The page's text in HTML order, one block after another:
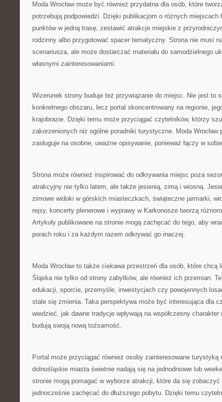
Moda Wrocław może być również przydatna dla osób, które
potrzebują podpowiedzi. Dzięki publikacjom o różnych miejscach
punktów w jedną trasę, zestawić atrakcje miejskie z
rodzinny albo przygotować spacer tematyczny. Strona nie musi
scenariusza, ale może dostarczać materiału do samodzielnego
własnymi zainteresowaniami.
Wizerunek strony buduje też przywiązanie do miejsc. Nie jest to
konkretnego obszaru, lecz portal skoncentrowany na regionie,
krajobrazie. Dzięki temu może przyciągać czytelników, którzy
zakorzenionych niż ogólne poradniki turystyczne. Moda
zasługuje na osobne, uważne opisywanie, ponieważ łączy w
Strona może również inspirować do odkrywania miejsc poza
atrakcyjny nie tylko latem, ale także jesienią, zimą i wiosną.
zimowe widoki w górskich miasteczkach, świąteczne jarmarki,
rejsy, koncerty plenerowe i wyprawy w Karkonosze tworzą
Artykuły publikowane na stronie mogą zachęcać do tego, aby
porach roku i za każdym razem odkrywać go inaczej.
Moda Wrocław to także ciekawa przestrzeń dla osób, które chcą
Śląska nie tylko od strony zabytków, ale również ich przemian.
edukacji, sporcie, przemyśle, inwestycjach czy powojennych
stale się zmienia. Taka perspektywa może być interesująca dla
wiedzieć, jak dawne tradycje wpływają na współczesny
budują swoją nową tożsamość.
Portal może przyciągać również osoby zainteresowane turystyką
dolnośląskie miasta świetnie nadają się na jednodniowe lub
stronie mogą pomagać w wyborze atrakcji, które da się
jednocześnie zachęcać do dłuższego pobytu. Dzięki temu